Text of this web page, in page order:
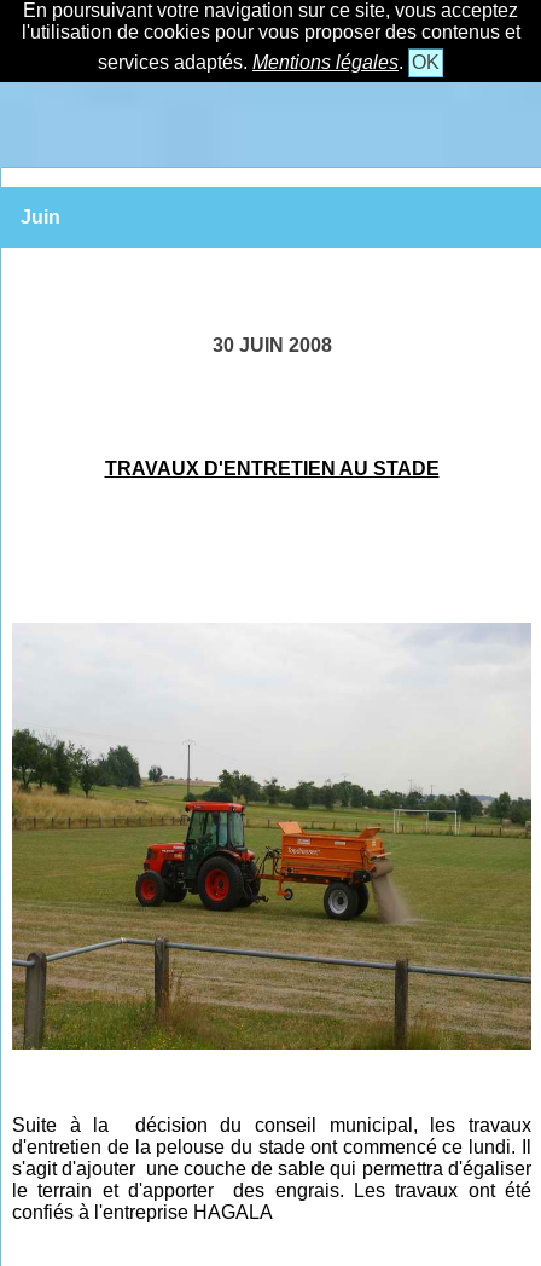
En poursuivant votre navigation sur ce site, vous acceptez
l'utilisation de cookies pour vous proposer des contenus et
services adaptés. Mentions légales. OK
Juin
30 JUIN 2008
TRAVAUX D'ENTRETIEN AU STADE
Suite à la décision du conseil municipal, les travaux
d'entretien de la pelouse du stade ont commencé ce lundi. Il
s'agit d'ajouter une couche de sable qui permettra d'égaliser
le terrain et d'apporter des engrais. Les travaux ont été
confiés à l'entreprise HAGALA